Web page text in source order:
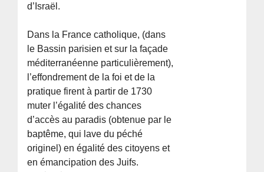
d’Israël.
Dans la France catholique, (dans
le Bassin parisien et sur la façade
méditerranéenne particulièrement),
l’effondrement de la foi et de la
pratique firent à partir de 1730
muter l’égalité des chances
d’accès au paradis (obtenue par le
baptême, qui lave du péché
originel) en égalité des citoyens et
en émancipation des Juifs.